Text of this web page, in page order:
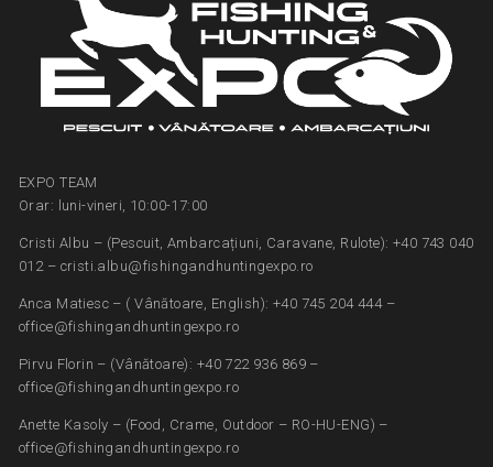
EXPO TEAM
Orar: luni-vineri, 10:00-17:00
Cristi Albu – (Pescuit, Ambarcațiuni, Caravane, Rulote): +40 743 040
012 – cristi.albu@fishingandhuntingexpo.ro
Anca Matiesc – ( Vânătoare, English): +40 745 204 444 –
office@fishingandhuntingexpo.ro
Pirvu Florin – (Vânătoare): +40 722 936 869 –
office@fishingandhuntingexpo.ro
Anette Kasoly – (Food, Crame, Outdoor – RO-HU-ENG) –
office@fishingandhuntingexpo.ro